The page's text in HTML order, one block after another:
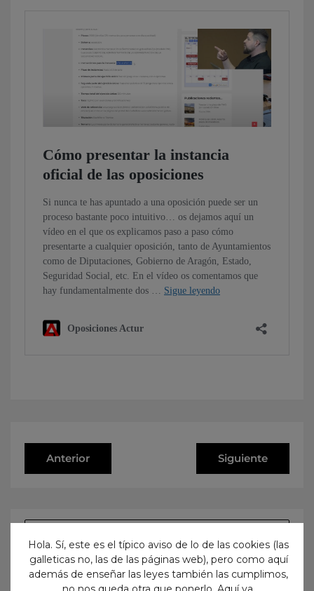
Anterior Siguiente
No te pierdas nada
¡Suscríbete para recibir en tu
Hola. Sí, este es el típico aviso de lo de las cookies (las
galleticas no, las de las páginas web), pero como aquí
además de enseñar las leyes también las cumplimos,